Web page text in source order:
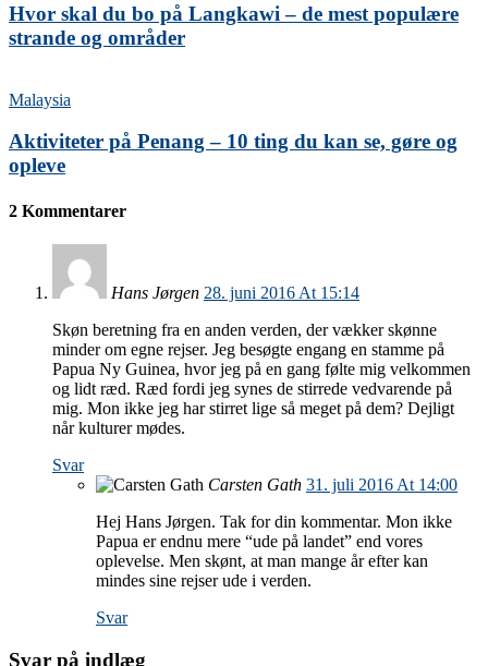
Hvor skal du bo på Langkawi – de mest populære
strande og områder
Malaysia
Aktiviteter på Penang – 10 ting du kan se, gøre og
opleve
2 Kommentarer
Hans Jørgen 28. juni 2016 At 15:14
Skøn beretning fra en anden verden, der vækker skønne
minder om egne rejser. Jeg besøgte engang en stamme på
Papua Ny Guinea, hvor jeg på en gang følte mig velkommen
og lidt ræd. Ræd fordi jeg synes de stirrede vedvarende på
mig. Mon ikke jeg har stirret lige så meget på dem? Dejligt
når kulturer mødes.
Svar
Carsten Gath 31. juli 2016 At 14:00
Hej Hans Jørgen. Tak for din kommentar. Mon ikke
Papua er endnu mere “ude på landet” end vores
oplevelse. Men skønt, at man mange år efter kan
mindes sine rejser ude i verden.
Svar
Svar på indlæg